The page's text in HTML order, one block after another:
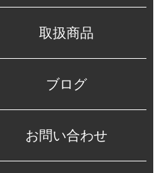
取扱商品
ブログ
お問い合わせ